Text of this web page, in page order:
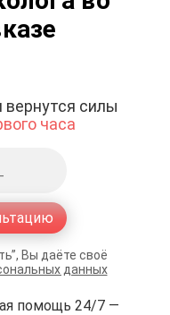
вернутся силы
часа
Вы даёте своё
данных
помощь 24/7 —